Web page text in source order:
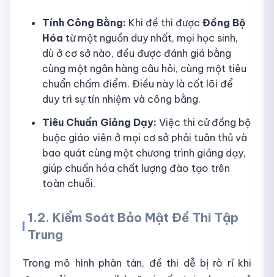
Tính Công Bằng: Khi đề thi được Đồng Bộ
Hóa từ một nguồn duy nhất, mọi học sinh,
dù ở cơ sở nào, đều được đánh giá bằng
cùng một ngân hàng câu hỏi, cùng một tiêu
chuẩn chấm điểm. Điều này là cốt lõi để
duy trì sự tín nhiệm và công bằng.
Tiêu Chuẩn Giảng Dạy: Việc thi cử đồng bộ
buộc giáo viên ở mọi cơ sở phải tuân thủ và
bao quát cùng một chương trình giảng dạy,
giúp chuẩn hóa chất lượng đào tạo trên
toàn chuỗi.
1.2. Kiểm Soát Bảo Mật Đề Thi Tập
Trung
Trong mô hình phân tán, đề thi dễ bị rò rỉ khi